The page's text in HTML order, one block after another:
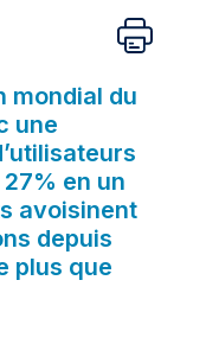
mondial du
une
en un
avoisinent
depuis
plus que